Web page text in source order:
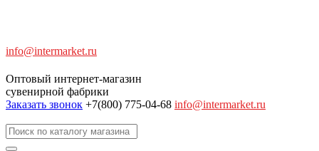
info@intermarket.ru
Оптовый интернет-магазин
сувенирной фабрики
Заказать звонок +7(800) 775-04-68 info@intermarket.ru